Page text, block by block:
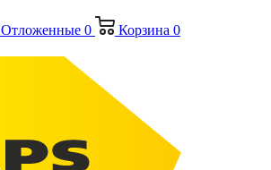
Отложенные 0 Корзина 0